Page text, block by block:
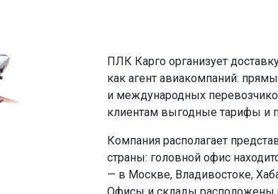
ПЛК Карго организует
как агент авиакомпаний:
и международных
клиентам выгодные тарифы и
Компания располагает
страны: головной офис
— в Москве, Владивостоке,